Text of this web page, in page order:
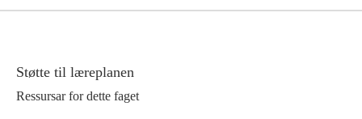
Støtte til læreplanen
Ressursar for dette faget